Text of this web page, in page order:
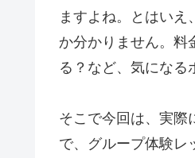
ますよね。とはい
か分かりません。料
る？など、気になる
そこで今回は、実際
で、グループ体験レ